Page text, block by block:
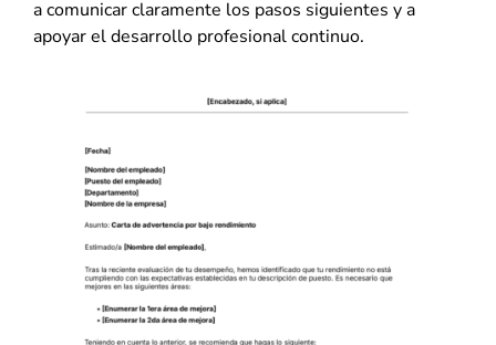
a comunicar claramente los pasos siguientes y a
apoyar el desarrollo profesional continuo.